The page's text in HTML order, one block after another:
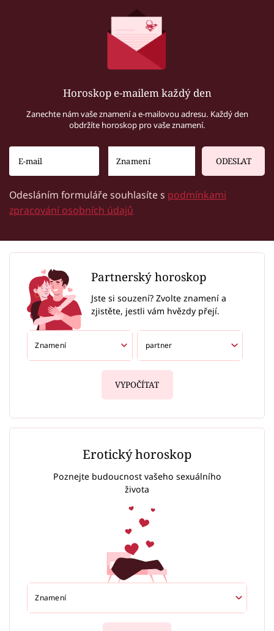
Horoskop e-mailem každý den
Zanechte nám vaše znamení a e-mailovou adresu. Každý den
obdržíte horoskop pro vaše znamení.
ODESLAT
Odesláním formuláře souhlasíte s podmínkami
zpracování osobních údajů
Partnerský horoskop
Jste si souzení? Zvolte znamení a
zjistěte, jestli vám hvězdy přejí.
VYPOČÍTAT
Erotický horoskop
Poznejte budoucnost vašeho sexuálního
života